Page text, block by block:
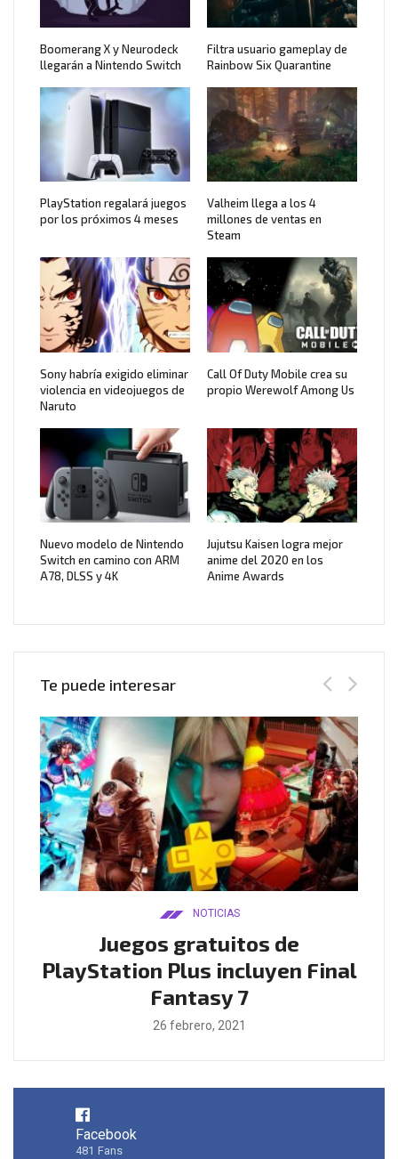
Boomerang X y Neurodeck
llegarán a Nintendo Switch
Filtra usuario gameplay de
Rainbow Six Quarantine
PlayStation regalará juegos
por los próximos 4 meses
Valheim llega a los 4
millones de ventas en
Steam
Sony habría exigido eliminar
violencia en videojuegos de
Naruto
Call Of Duty Mobile crea su
propio Werewolf Among Us
Nuevo modelo de Nintendo
Switch en camino con ARM
A78, DLSS y 4K
Jujutsu Kaisen logra mejor
anime del 2020 en los
Anime Awards
Te puede interesar
NOTICIAS
Juegos gratuitos de
PlayStation Plus incluyen Final
Fantasy 7
26 febrero, 2021
Facebook
481 Fans